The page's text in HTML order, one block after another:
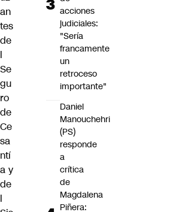
an
tes
de
l
Se
gu
ro
de
Ce
sa
ntí
a y
de
l
acciones
judiciales:
"Sería
francamente
un
retroceso
importante"
Daniel
Manouchehri
(PS)
responde
a
crítica
de
Magdalena
Piñera: